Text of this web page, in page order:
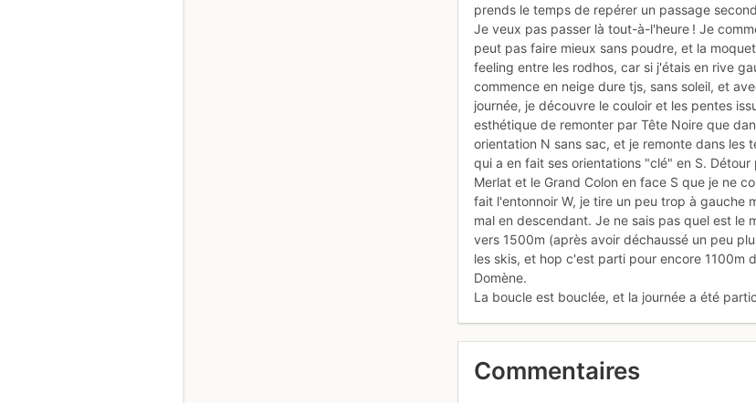
prends le temps de repérer un passage
Je veux pas passer là tout-à-l'heure ! Je
peut pas faire mieux sans poudre, et la
feeling entre les rodhos, car si j'étais en rive
commence en neige dure tjs, sans soleil, et
journée, je découvre le couloir et les pentes
esthétique de remonter par Tête Noire que
orientation N sans sac, et je remonte dans
qui a en fait ses orientations "clé" en S.
Merlat et le Grand Colon en face S que je ne
fait l'entonnoir W, je tire un peu trop à gauche
mal en descendant. Je ne sais pas quel est le
vers 1500m (après avoir déchaussé un peu
les skis, et hop c'est parti pour encore 1100m
Domène.
La boucle est bouclée, et la journée a été
Commentaires